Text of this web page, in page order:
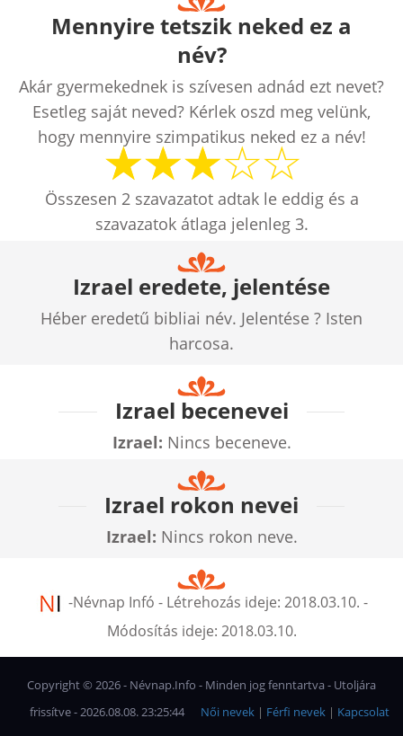
Mennyire tetszik neked ez a
név?
Akár gyermekednek is szívesen adnád ezt nevet?
Esetleg saját neved? Kérlek oszd meg velünk,
hogy mennyire szimpatikus neked ez a név!
Összesen 2szavazatot adtak le eddig és a
szavazatok átlaga jelenleg 3.
Izrael eredete, jelentése
Héber eredetű bibliai név. Jelentése ? Isten
harcosa.
Izrael becenevei
Izrael: Nincs beceneve.
Izrael rokon nevei
Izrael: Nincs rokon neve.
-Névnap Infó - Létrehozás ideje: 2018.03.10. -
Módosítás ideje: 2018.03.10.
Copyright © 2026- Névnap.Info - Minden jog fenntartva - Utoljára
frissítve - 2026.08.08. 23:25:44
Kapcsolat
|
Férfi nevek
|
Női nevek